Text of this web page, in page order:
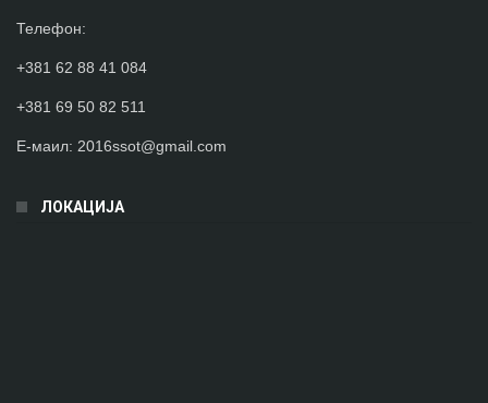
Телефон:
+381 62 88 41 084
+381 69 50 82 511
Е-маил: 2016ssot@gmail.com
ЛОКАЦИЈА